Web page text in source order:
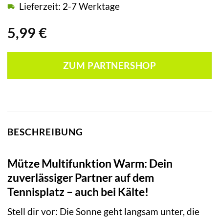
5,99 €
Lieferzeit: 2-7 Werktage
ZUM PARTNERSHOP
BESCHREIBUNG
Mütze Multifunktion Warm: Dein
zuverlässiger Partner auf dem
Tennisplatz – auch bei Kälte!
Stell dir vor: Die Sonne geht langsam unter, die